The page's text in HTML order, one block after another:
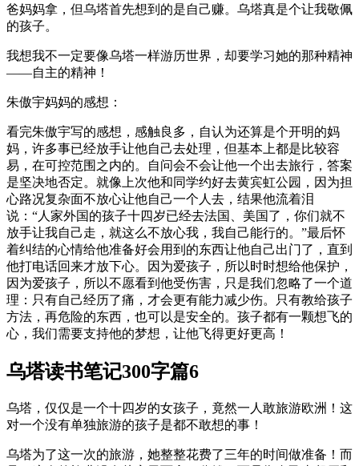
爸妈妈拿，但乌塔首先想到的是自己赚。乌塔真是个让我敬佩
的孩子。
我想我不一定要像乌塔一样游历世界，却要学习她的那种精神
——自主的精神！
朱傲宇妈妈的感想：
看完朱傲宇写的感想，感触良多，自认为还算是个开明的妈
妈，许多事已经放手让他自己去处理，但基本上都是比较容
易，在可控范围之内的。自问会不会让他一个出去旅行，答案
是坚决地否定。就像上次他和同学约好去黄宾虹公园，因为担
心路况复杂面不放心让他自己一个人去，结果他流着泪
说：“人家外国的孩子十四岁已经去法国、美国了，你们就不
放手让我自己走，就这么不放心我，我自己能行的。”最后怀
着纠结的心情给他准备好会用到的东西让他自己出门了，直到
他打电话回来才放下心。因为爱孩子，所以时时想给他保护，
因为爱孩子，所以不愿看到他受伤害，只是我们忽略了一个道
理：只有自己经历了痛，才会更有能力减少伤。只有教给孩子
方法，再危险的东西，也可以是安全的。孩子都有一颗想飞的
心，我们需要支持他的梦想，让他飞得更好更高！
乌塔读书笔记300字篇6
乌塔，仅仅是一个十四岁的女孩子，竟然一人敢旅游欧洲！这
对一个没有单独旅游的孩子是都不敢想的事！
乌塔为了这一次的旅游，她整整花费了三年的时间做准备！而